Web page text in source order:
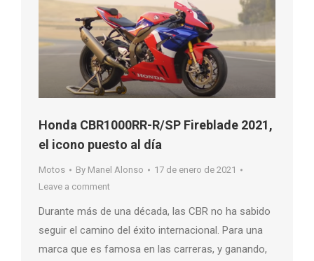
Honda CBR1000RR-R/SP Fireblade 2021,
el icono puesto al día
Motos By Manel Alonso
17 de enero de 2021
Leave a comment
Durante más de una década, las CBR no ha sabido
seguir el camino del éxito internacional. Para una
marca que es famosa en las carreras, y ganando,